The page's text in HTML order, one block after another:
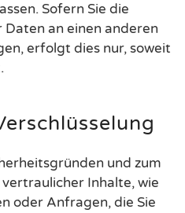
Sofern Sie die
an einen anderen
erfolgt dies nur, soweit
und zum
Inhalte, wie
oder Anfragen, die Sie